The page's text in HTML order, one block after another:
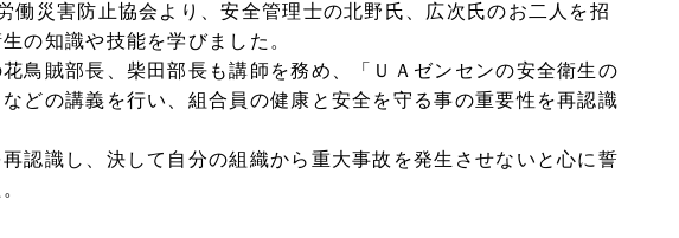
災害防止協会より、安全管理士の北野氏、広次氏のお二人を招
の知識や技能を学びました。
鳥賊部長、柴田部長も講師を務め、「ＵＡゼンセンの安全衛生の
どの講義を行い、組合員の健康と安全を守る事の重要性を再認識
認識し、決して自分の組織から重大事故を発生させないと心に誓